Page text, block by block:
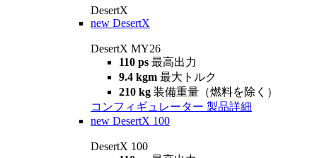
DesertX
new DesertX
DesertX MY26
110 ps 最高出力
9.4 kgm 最大トルク
210 kg 装備重量（燃料を除く）
コンフィギュレーター 製品詳細
new DesertX 100
DesertX 100